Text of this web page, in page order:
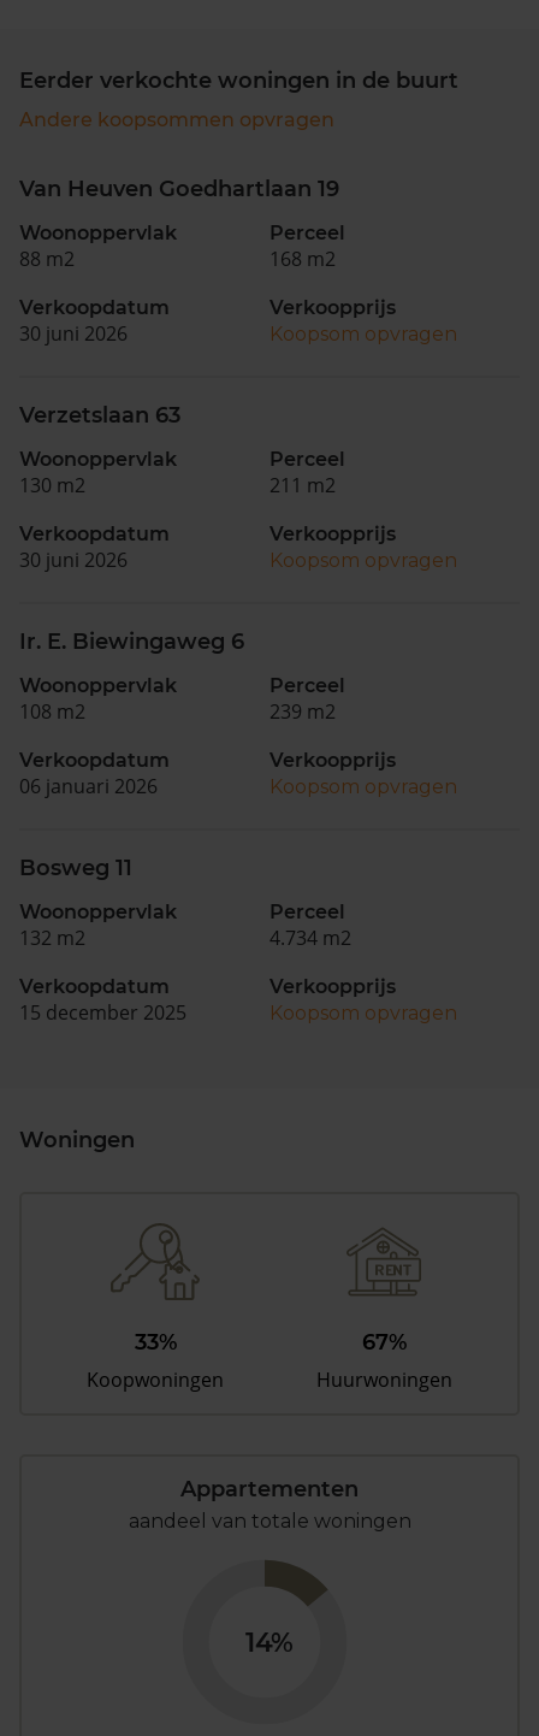
Eerder verkochte woningen in de buurt
Andere koopsommen opvragen
Van Heuven Goedhartlaan 19
Woonoppervlak
88 m2
Perceel
168 m2
Verkoopdatum
30 juni 2026
Verkoopprijs
Koopsom opvragen
Verzetslaan 63
Woonoppervlak
130 m2
Perceel
211 m2
Verkoopdatum
30 juni 2026
Verkoopprijs
Koopsom opvragen
Ir. E. Biewingaweg 6
Woonoppervlak
108 m2
Perceel
239 m2
Verkoopdatum
06 januari 2026
Verkoopprijs
Koopsom opvragen
Bosweg 11
Woonoppervlak
132 m2
Perceel
4.734 m2
Verkoopdatum
15 december 2025
Verkoopprijs
Koopsom opvragen
Woningen
33%
Koopwoningen
67%
Huurwoningen
Appartementen
aandeel van totale woningen
14%